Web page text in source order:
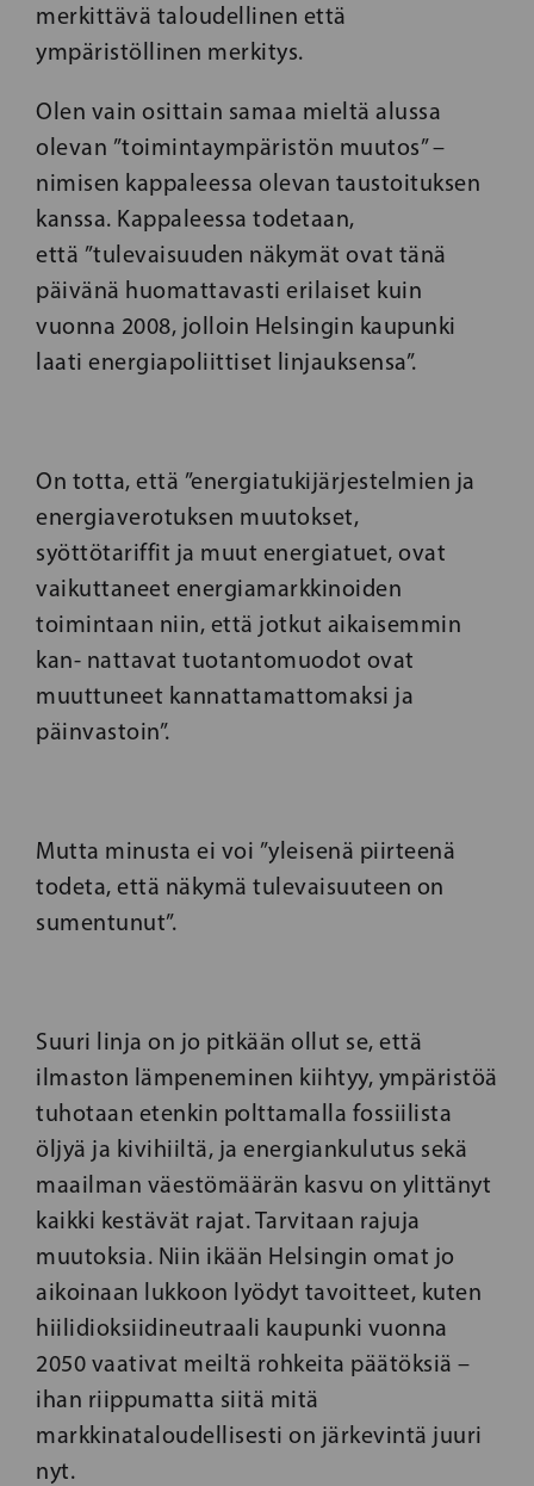
merkittävä taloudellinen että
ympäristöllinen merkitys.
Olen vain osittain samaa mieltä alussa
olevan ”toimintaympäristön muutos” –
nimisen kappaleessa olevan taustoituksen
kanssa. Kappaleessa todetaan,
että ”tulevaisuuden näkymät ovat tänä
päivänä huomattavasti erilaiset kuin
vuonna 2008, jolloin Helsingin kaupunki
laati energiapoliittiset linjauksensa”.
On totta, että ”energiatukijärjestelmien ja
energiaverotuksen muutokset,
syöttötariffit ja muut energiatuet, ovat
vaikuttaneet energiamarkkinoiden
toimintaan niin, että jotkut aikaisemmin
kan- nattavat tuotantomuodot ovat
muuttuneet kannattamattomaksi ja
päinvastoin”.
Mutta minusta ei voi ”yleisenä piirteenä
todeta, että näkymä tulevaisuuteen on
sumentunut”.
Suuri linja on jo pitkään ollut se, että
ilmaston lämpeneminen kiihtyy, ympäristöä
tuhotaan etenkin polttamalla fossiilista
öljyä ja kivihiiltä, ja energiankulutus sekä
maailman väestömäärän kasvu on ylittänyt
kaikki kestävät rajat. Tarvitaan rajuja
muutoksia. Niin ikään Helsingin omat jo
aikoinaan lukkoon lyödyt tavoitteet, kuten
hiilidioksiidineutraali kaupunki vuonna
2050 vaativat meiltä rohkeita päätöksiä –
ihan riippumatta siitä mitä
markkinataloudellisesti on järkevintä juuri
nyt.